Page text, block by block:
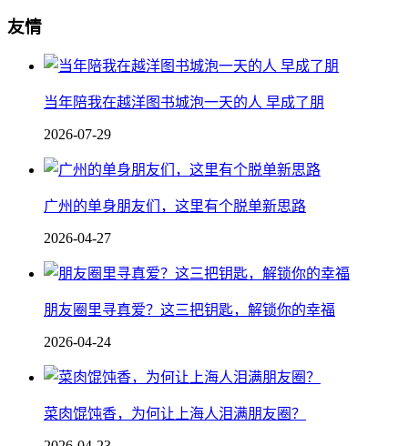
友情
当年陪我在越洋图书城泡一天的人 早成了朋
2026-07-29
广州的单身朋友们，这里有个脱单新思路
2026-04-27
朋友圈里寻真爱？这三把钥匙，解锁你的幸福
2026-04-24
菜肉馄饨香，为何让上海人泪满朋友圈？